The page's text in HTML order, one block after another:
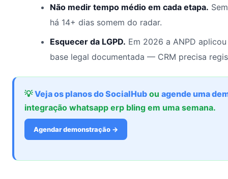
Não medir tempo médio em cada etapa.
há 14+ dias somem do radar.
Esquecer da LGPD. Em 2026 a ANPD
base legal documentada — CRM precisa
💡Veja os planos do SocialHub ou agende uma
integração whatsapp erp bling em uma semana.
Agendar demonstração →